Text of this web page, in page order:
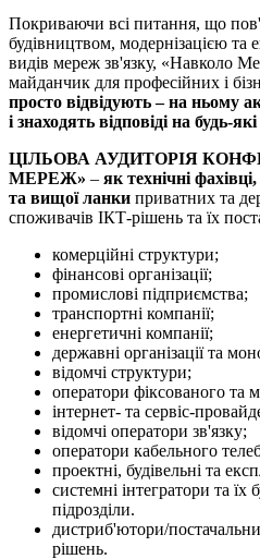
Покриваючи всі питання, що
будівництвом, модернізацією та
видів мереж зв'язку, «Навколо
майданчик для професійних і
просто відвідують – на
і знаходять відповіді на будь-
ЦІЛЬОВА АУДИТОРІЯ
МЕРЕЖ» – як технічні
та вищої ланки приватних та
споживачів ІКТ-рішень та їх
комерційні структури;
фінансові організації;
промислові підприємства;
транспортні компанії;
енергетичні компанії;
державні організації та
відомчі структури;
оператори фіксованого та
інтернет- та сервіс-
відомчі оператори зв'язку;
оператори кабельного
проектні, будівельні та
системні інтегратори та їх
підрозділи.
дистриб'ютори/
рішень.